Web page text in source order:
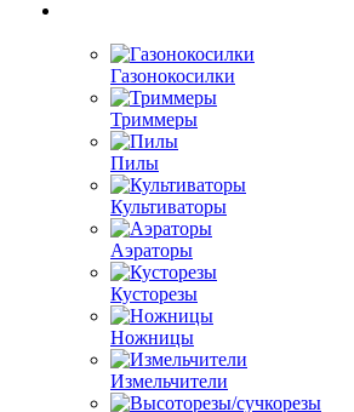
Газонокосилки
Триммеры
Пилы
Культиваторы
Аэраторы
Кусторезы
Ножницы
Измельчители